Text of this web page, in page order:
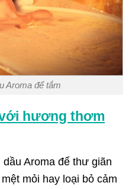
Aroma để tắm
hương thơm
Aroma để thư giãn
mỏi hay loại bỏ cảm